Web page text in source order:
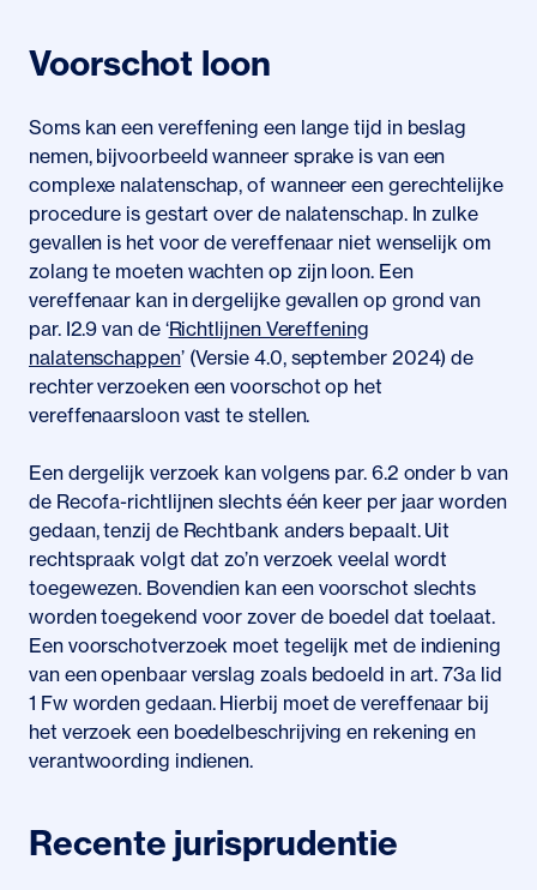
Voorschot loon
Soms kan een vereffening een lange tijd in beslag
nemen, bijvoorbeeld wanneer sprake is van een
complexe nalatenschap, of wanneer een gerechtelijke
procedure is gestart over de nalatenschap. In zulke
gevallen is het voor de vereffenaar niet wenselijk om
zolang te moeten wachten op zijn loon. Een
vereffenaar kan in dergelijke gevallen op grond van
par. I2.9 van de ‘Richtlijnen Vereffening
nalatenschappen’ (Versie 4.0, september 2024) de
rechter verzoeken een voorschot op het
vereffenaarsloon vast te stellen.
Een dergelijk verzoek kan volgens par. 6.2 onder b van
de Recofa-richtlijnen slechts één keer per jaar worden
gedaan, tenzij de Rechtbank anders bepaalt. Uit
rechtspraak volgt dat zo’n verzoek veelal wordt
toegewezen. Bovendien kan een voorschot slechts
worden toegekend voor zover de boedel dat toelaat.
Een voorschotverzoek moet tegelijk met de indiening
van een openbaar verslag zoals bedoeld in art. 73a lid
1 Fw worden gedaan. Hierbij moet de vereffenaar bij
het verzoek een boedelbeschrijving en rekening en
verantwoording indienen.
Recente jurisprudentie